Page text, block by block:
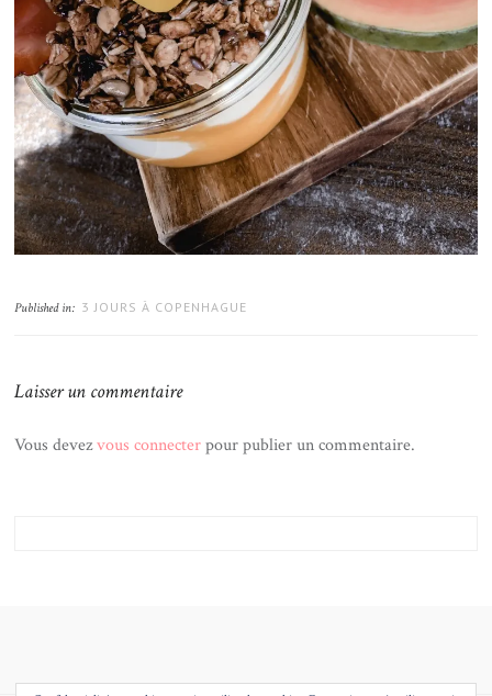
Published in: 3 JOURS À COPENHAGUE
Laisser un commentaire
Vous devezvous connecterpour publier un commentaire.